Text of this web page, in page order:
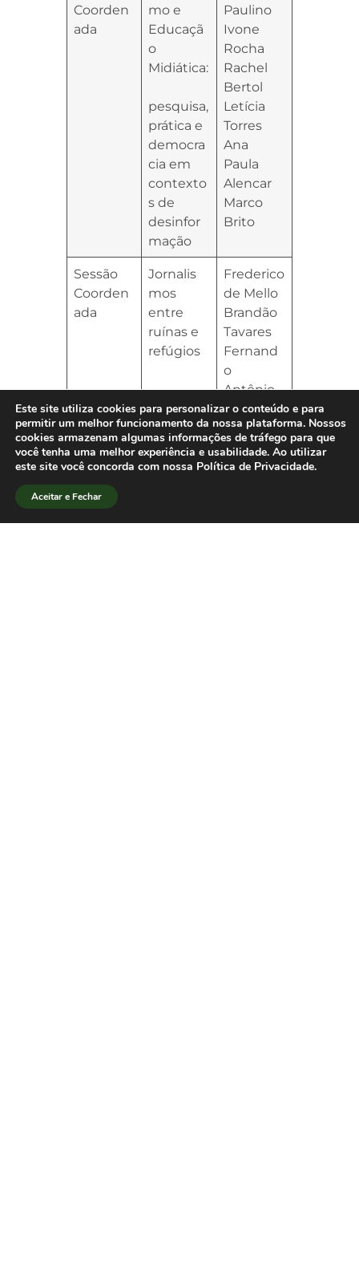
Coorden
ada
mo e
Educaçã
o
Midiática:
pesquisa,
prática e
democra
cia em
contexto
s de
desinfor
mação
Paulino
Ivone
Rocha
Rachel
Bertol
Letícia
Torres
Ana
Paula
Alencar
Marco
Brito
Sessão
Coorden
ada
Jornalis
mos
entre
ruínas e
refúgios
Frederico
de Mello
Brandão
Tavares
Fernand
o
Antônio
Resende
Confiraaquia lista das Sessões
Coordenadas e Coordenadas de Redes
de Pesquisa com as ementas.
Este site utiliza cookies para personalizar o conteúdo e para
permitir um melhor funcionamento da nossa plataforma. Nossos
cookies armazenam algumas informações de tráfego para que
você tenha uma melhor experiência e usabilidade. Ao utilizar
este site você concorda com nossa Política de Privacidade.
Aceitar e Fechar